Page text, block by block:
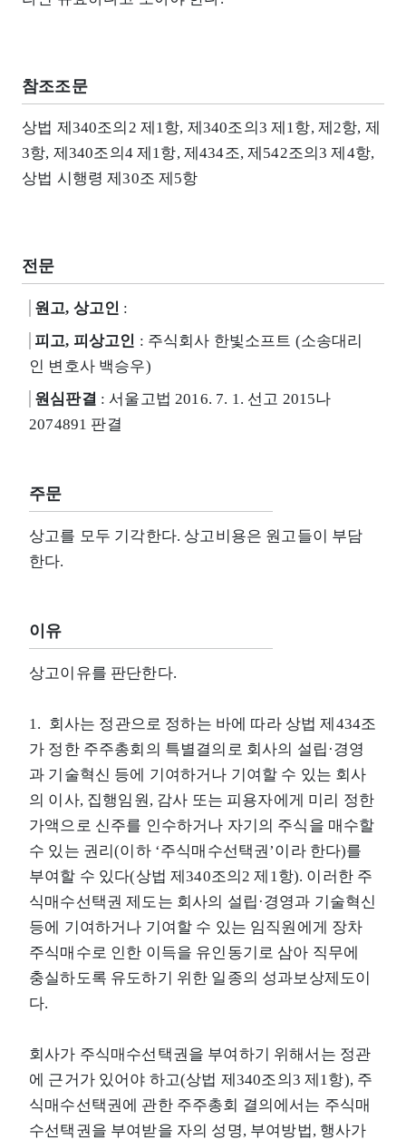
참조조문
상법 제340조의2 제1항, 제340조의3 제1항, 제2항, 제
3항, 제340조의4 제1항, 제434조, 제542조의3 제4항,
상법 시행령 제30조 제5항
전문
원고, 상고인 :
피고, 피상고인 : 주식회사 한빛소프트 (소송대리
인 변호사 백승우)
원심판결 : 서울고법 2016. 7. 1. 선고 2015나
2074891 판결
주문
상고를 모두 기각한다. 상고비용은 원고들이 부담
한다.
이유
상고이유를 판단한다.
1. 회사는 정관으로 정하는 바에 따라 상법 제434조
가 정한 주주총회의 특별결의로 회사의 설립·경영
과 기술혁신 등에 기여하거나 기여할 수 있는 회사
의 이사, 집행임원, 감사 또는 피용자에게 미리 정한
가액으로 신주를 인수하거나 자기의 주식을 매수할
수 있는 권리(이하 ‘주식매수선택권’이라 한다)를
부여할 수 있다(상법 제340조의2 제1항). 이러한 주
식매수선택권 제도는 회사의 설립·경영과 기술혁신
등에 기여하거나 기여할 수 있는 임직원에게 장차
주식매수로 인한 이득을 유인동기로 삼아 직무에
충실하도록 유도하기 위한 일종의 성과보상제도이
다.
회사가 주식매수선택권을 부여하기 위해서는 정관
에 근거가 있어야 하고(상법 제340조의3 제1항), 주
식매수선택권에 관한 주주총회 결의에서는 주식매
수선택권을 부여받을 자의 성명, 부여방법, 행사가